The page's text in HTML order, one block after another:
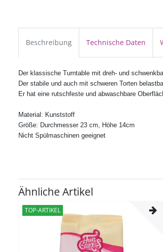
Beschreibung Technische Daten
Der klassische Turntable mit dreh- und
Der stabile und auch mit schweren Torten
Er hat eine rutschfeste und abwaschbare
Material: Kunststoff
Größe: Durchmesser 23 cm, Höhe 14cm
Nicht Spülmaschinen geeignet
Ähnliche Artikel
TOP-ARTIKEL